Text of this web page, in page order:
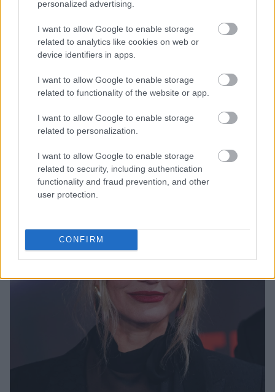
personalized advertising.
I want to allow Google to enable storage
related to analytics like cookies on web or
device identifiers in apps.
I want to allow Google to enable storage
related to functionality of the website or app.
I want to allow Google to enable storage
related to personalization.
I want to allow Google to enable storage
related to security, including authentication
functionality and fraud prevention, and other
user protection.
CONFIRM